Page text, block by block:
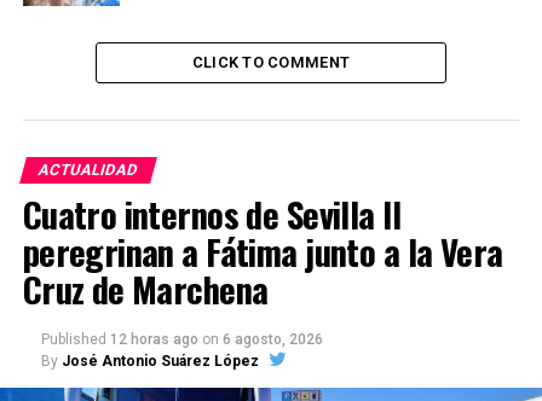
CLICK TO COMMENT
ACTUALIDAD
Cuatro internos de Sevilla II
peregrinan a Fátima junto a la Vera
Cruz de Marchena
Published 12 horas ago on 6 agosto, 2026
By José Antonio Suárez López